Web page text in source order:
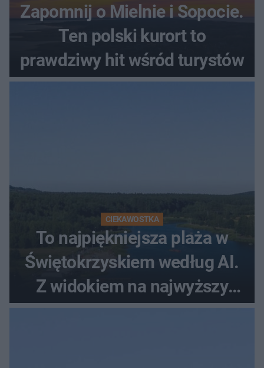
Zapomnij o Mielnie i Sopocie.
Ten polski kurort to
prawdziwy hit wśród turystów
CIEKAWOSTKA
To najpiękniejsza plaża w
Świętokrzyskiem według AI.
Z widokiem na najwyższy
szczyt Gór Świętokrzyskich